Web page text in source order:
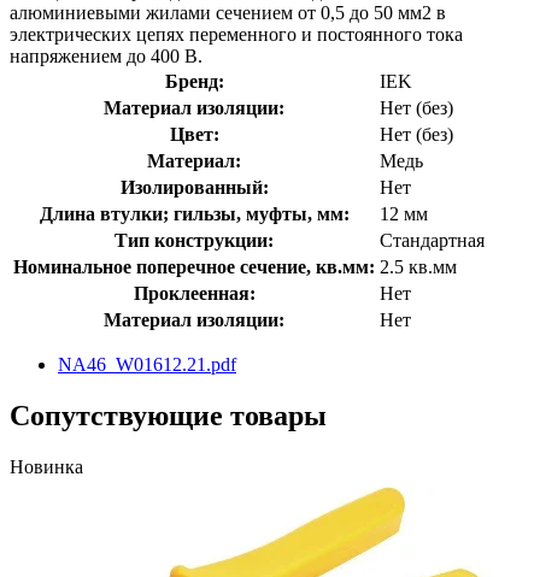
алюминиевыми жилами сечением от 0,5 до 50 мм2 в
электрических цепях переменного и постоянного тока
напряжением до 400 В.
Бренд:
IEK
Материал изоляции:
Нет (без)
Цвет:
Нет (без)
Материал:
Медь
Изолированный:
Нет
Длина втулки; гильзы, муфты, мм:
12 мм
Тип конструкции:
Стандартная
Номинальное поперечное сечение, кв.мм: 2.5 кв.мм
Проклеенная:
Нет
Материал изоляции:
Нет
NA46_W01612.21.pdf
Сопутствующие товары
Новинка